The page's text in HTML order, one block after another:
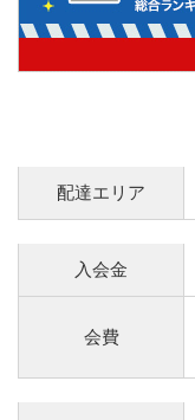
配達エリア
入会金
会費